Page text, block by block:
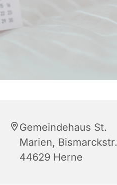
Gemeindehaus St.
Marien,
44629 Herne